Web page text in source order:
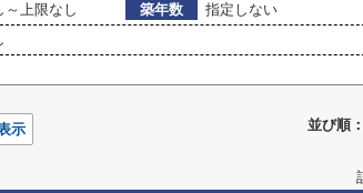
～上限なし 築年数
指定しない
並び順：
示